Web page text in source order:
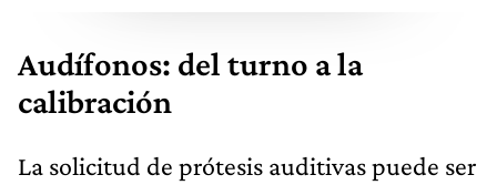
Audífonos: del turno a la
calibración
La solicitud de prótesis auditivas puede ser